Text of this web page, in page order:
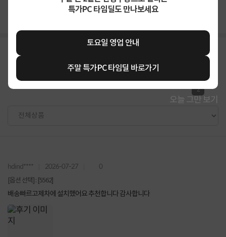
특가PC 타임딜도 만나보세요
토요일 영업 안내
주말 특가PC 타임딜 바로가기
오늘 그만 보기
배송
빨라요
2
hdind**** 2026-07-27 0
[옵션 선택] : [5562]
배송빠르고제차에 설치했어요 추천합니다 감사합니다